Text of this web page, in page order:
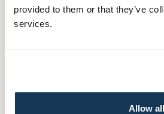
provided to them or that they’ve
services.
Allow all